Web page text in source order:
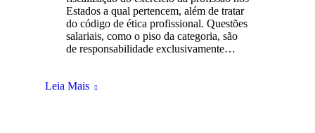
Estados a qual pertencem, além de tratar
do código de ética profissional. Questões
salariais, como o piso da categoria, são
de responsabilidade exclusivamente…
Leia Mais